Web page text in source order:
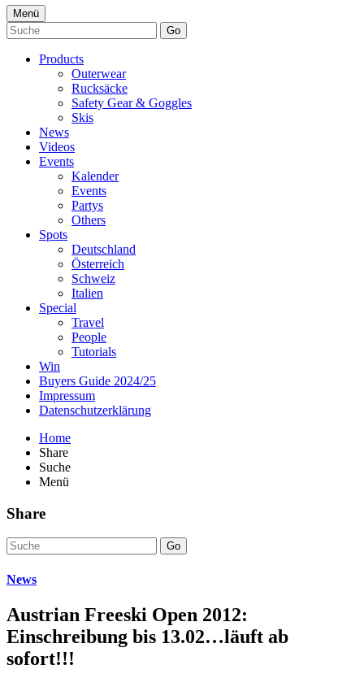
Menü
Go
Products
Outerwear
Rucksäcke
Safety Gear & Goggles
Skis
News
Videos
Events
Kalender
Events
Partys
Others
Spots
Deutschland
Österreich
Schweiz
Italien
Special
Travel
People
Tutorials
Win
Buyers Guide 2024/25
Impressum
Datenschutzerklärung
Home
Share
Suche
Menü
Share
Go
News
Austrian Freeski Open 2012:
Einschreibung bis 13.02…läuft ab
sofort!!!